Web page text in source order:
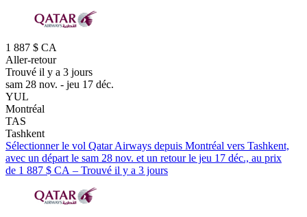
1 887 $ CA
Aller-retour
Trouvé il y a 3 jours
sam 28 nov. - jeu 17 déc.
YUL
Montréal
TAS
Tashkent
Sélectionner le vol Qatar Airways depuis Montréal vers Tashkent,
avec un départ le sam 28 nov. et un retour le jeu 17 déc., au prix
de 1 887 $ CA – Trouvé il y a 3 jours